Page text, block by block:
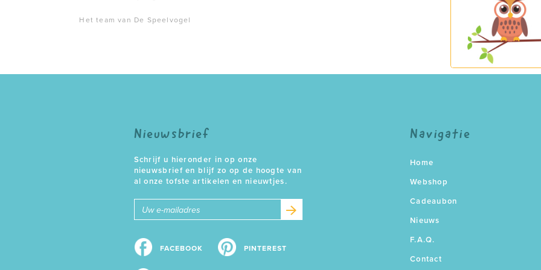
Het team van De Speelvogel
Nieuwsbrief
Schrijf u hieronder in op onze
nieuwsbrief en blijf zo op de hoogte van
al onze tofste artikelen en nieuwtjes.
mailadres
FACEBOOK PINTEREST
Navigatie
Home
Webshop
Cadeaubon
Nieuws
F.A.Q.
Contact